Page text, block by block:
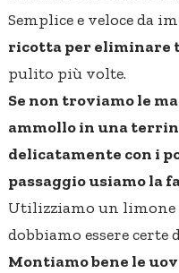
Semplice e veloce da
ricotta per eliminare
pulito più volte.
Se non troviamo le
ammollo in una
delicatamente con i
passaggio usiamo la
Utilizziamo un limone
dobbiamo essere certe
Montiamo bene le